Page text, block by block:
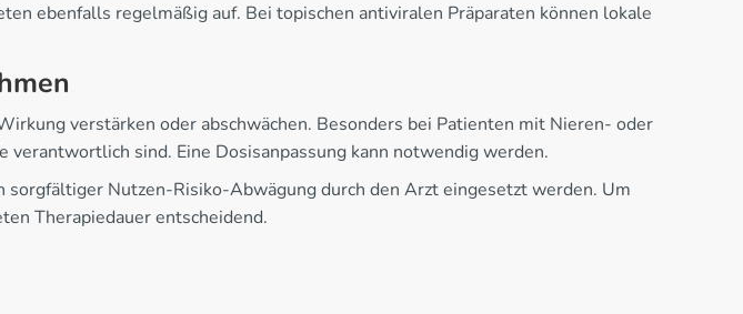
ebenfalls regelmäßig auf. Bei topischen antiviralen Präparaten können lokale
verstärken oder abschwächen. Besonders bei Patienten mit Nieren- oder
sind. Eine Dosisanpassung kann notwendig werden.
Nutzen-Risiko-Abwägung durch den Arzt eingesetzt werden. Um
Therapiedauer entscheidend.